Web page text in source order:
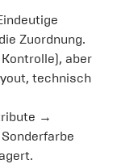
Zuordnung.
Kontrolle), aber
technisch
→